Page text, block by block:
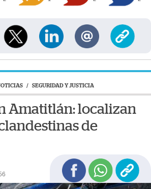
/ SEGURIDAD Y JUSTICIA
Amatitlán: localizan
de